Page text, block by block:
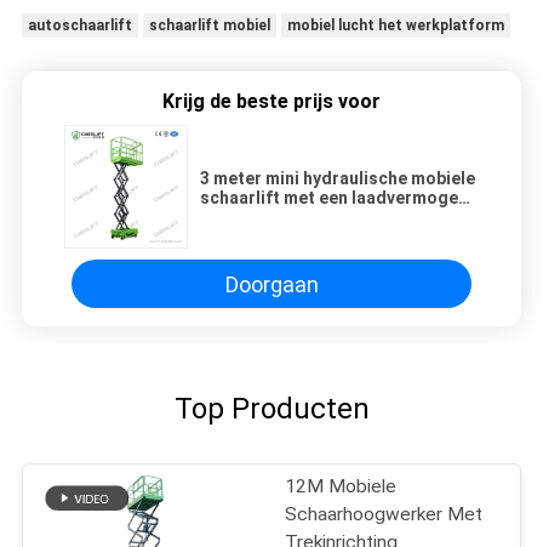
autoschaarlift schaarlift mobiel mobiel lucht het werkplatform
Krijg de beste prijs voor
3 meter mini hydraulische mobiele
schaarlift met een laadvermogen
Doorgaan
Top Producten
12M Mobiele
Schaarhoogwerker Met
Trekinrichting